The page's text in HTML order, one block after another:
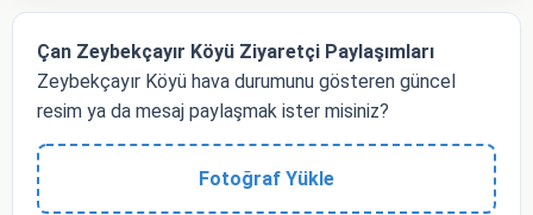
Çan Zeybekçayır Köyü Ziyaretçi Paylaşımları
Zeybekçayır Köyü hava durumunu gösteren güncel
resim ya da mesaj paylaşmak ister misiniz?
Fotoğraf Yükle